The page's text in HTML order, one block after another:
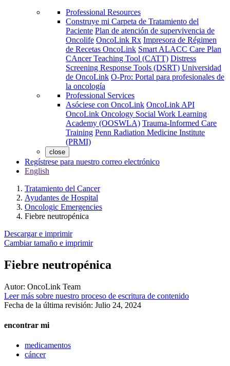
Professional Resources
Construye mi Carpeta de Tratamiento del
Paciente Plan de atención de supervivencia de
Oncolife OncoLink Rx Impresora de Régimen
de Recetas OncoLink Smart ALACC Care Plan
CAncer Teaching Tool (CATT) Distress
Screening Response Tools (DSRT) Universidad
de OncoLink O-Pro: Portal para profesionales de
la oncología
Professional Services
Asóciese con OncoLink OncoLink API
OncoLink Oncology Social Work Learning
Academy (OOSWLA) Trauma-Informed Care
Training Penn Radiation Medicine Institute
(PRMI)
close
Regístrese para nuestro correo electrónico
English
Tratamiento del Cancer
Ayudantes de Hospital
Oncologic Emergencies
Fiebre neutropénica
Descargar e imprimir
Cambiar tamaño e imprimir
Fiebre neutropénica
Autor: OncoLink Team
Leer más sobre nuestro proceso de escritura de contenido
Fecha de la última revisión: Julio 24, 2024
encontrar mi
medicamentos
cáncer